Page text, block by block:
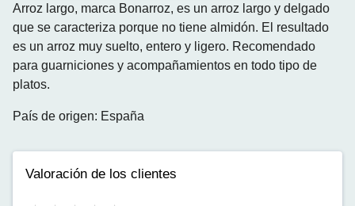
Arroz largo, marca Bonarroz, es un arroz largo y delgado
que se caracteriza porque no tiene almidón. El resultado
es un arroz muy suelto, entero y ligero. Recomendado
para guarniciones y acompañamientos en todo tipo de
platos.
País de origen: España
Valoración de los clientes